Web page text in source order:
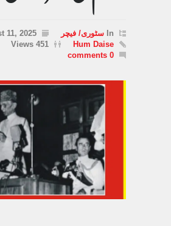
In سٹوری/ فیچر
11, 2025
Hum Daise
451 Views
0 comments